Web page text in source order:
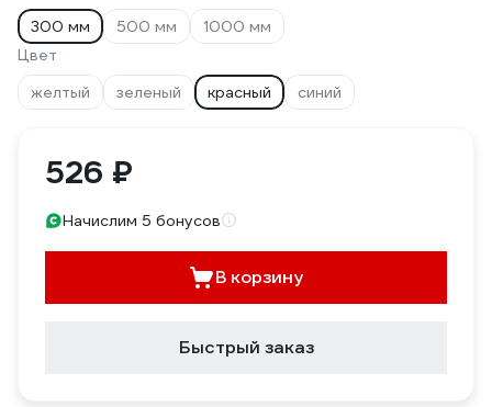
300 мм
500 мм
1000 мм
Цвет
желтый
зеленый красный синий
526 ₽
Начислим 5 бонусов
В корзину
Быстрый заказ